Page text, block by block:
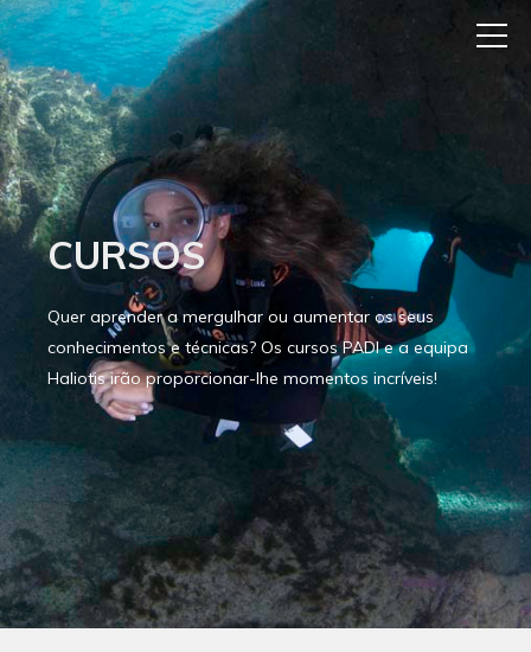
CURSOS
Quer aprender a mergulhar ou aumentar os seus
conhecimentos e técnicas? Os cursos PADI e a equipa
Haliotis irão proporcionar-lhe momentos incríveis!